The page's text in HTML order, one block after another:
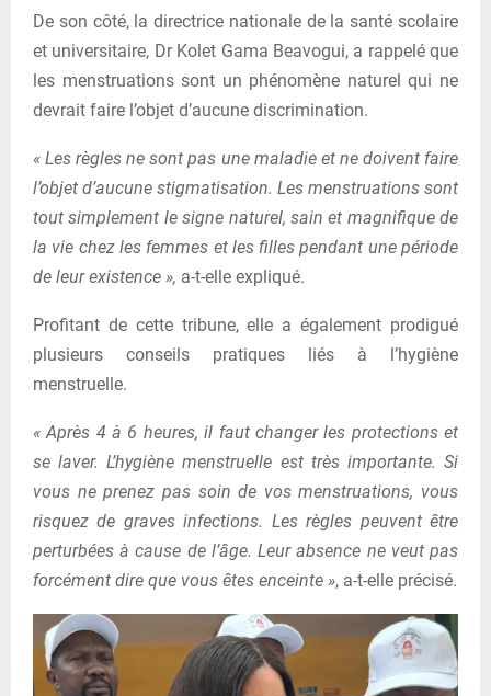
De son côté, la directrice nationale de la santé scolaire
et universitaire, Dr Kolet Gama Beavogui, a rappelé que
les menstruations sont un phénomène naturel qui ne
devrait faire l’objet d’aucune discrimination.
« Les règles ne sont pas une maladie et ne doivent faire
l’objet d’aucune stigmatisation. Les menstruations sont
tout simplement le signe naturel, sain et magnifique de
la vie chez les femmes et les filles pendant une période
de leur existence », a-t-elle expliqué.
Profitant de cette tribune, elle a également prodigué
plusieurs conseils pratiques liés à l’hygiène
menstruelle.
« Après 4 à 6 heures, il faut changer les protections et
se laver. L’hygiène menstruelle est très importante. Si
vous ne prenez pas soin de vos menstruations, vous
risquez de graves infections. Les règles peuvent être
perturbées à cause de l’âge. Leur absence ne veut pas
forcément dire que vous êtes enceinte », a-t-elle précisé.